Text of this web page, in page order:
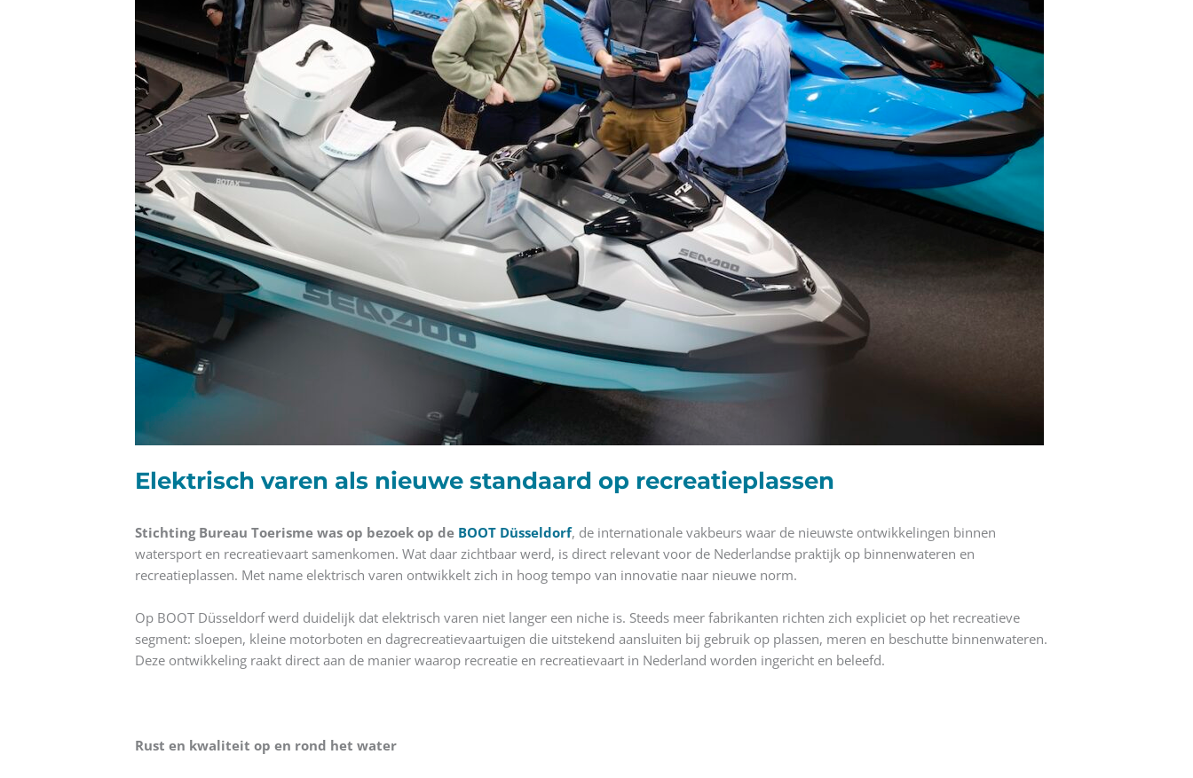
Elektrisch varen als nieuwe standaard op recreatieplassen
Stichting Bureau Toerisme was op bezoek op de BOOT Düsseldorf, de internationale vakbeurs waar de nieuwste ontwikkelingen binnen
watersport en recreatievaart samenkomen. Wat daar zichtbaar werd, is direct relevant voor de Nederlandse praktijk op binnenwateren en
recreatieplassen. Met name elektrisch varen ontwikkelt zich in hoog tempo van innovatie naar nieuwe norm.
Op BOOT Düsseldorf werd duidelijk dat elektrisch varen niet langer een niche is. Steeds meer fabrikanten richten zich expliciet op het recreatieve
segment: sloepen, kleine motorboten en dagrecreatievaartuigen die uitstekend aansluiten bij gebruik op plassen, meren en beschutte binnenwateren.
Deze ontwikkeling raakt direct aan de manier waarop recreatie en recreatievaart in Nederland worden ingericht en beleefd.
Rust en kwaliteit op en rond het water